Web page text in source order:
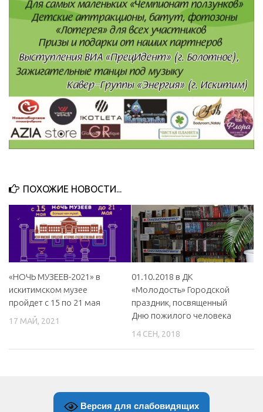
ПОХОЖИЕ НОВОСТИ...
«НОЧЬ МУЗЕЕВ-2021» в
искитимском музее
пройдет с 15 по 21 мая
17 МАЙ, 2021
01.10.2018 в ДК
«Молодость» Городской
праздник, посвященный
Дню пожилого человека
14 СЕН, 2018
Версия для слабовидящих